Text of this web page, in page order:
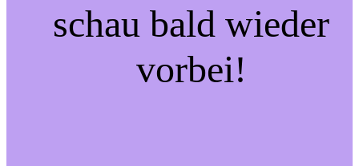
schau bald wieder
vorbei!